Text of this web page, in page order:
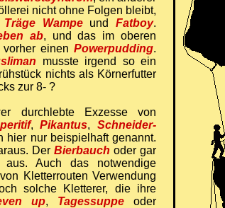
nicht ohne Folgen bleibt,
Träge WampeundFatboy.
ab, und das im oberen
einen Powerpudding.
musste irgend so ein
nichts als Körnerfutter
zur 8- ?
durchlebte Exzesse von
,Pikantus,Schneider-
hier nur beispielhaft genannt.
Der Bierbauch oder gar
Auch das notwendige
Kletterrouten Verwendung
solche Kletterer, die ihre
up, Tagessuppe oder